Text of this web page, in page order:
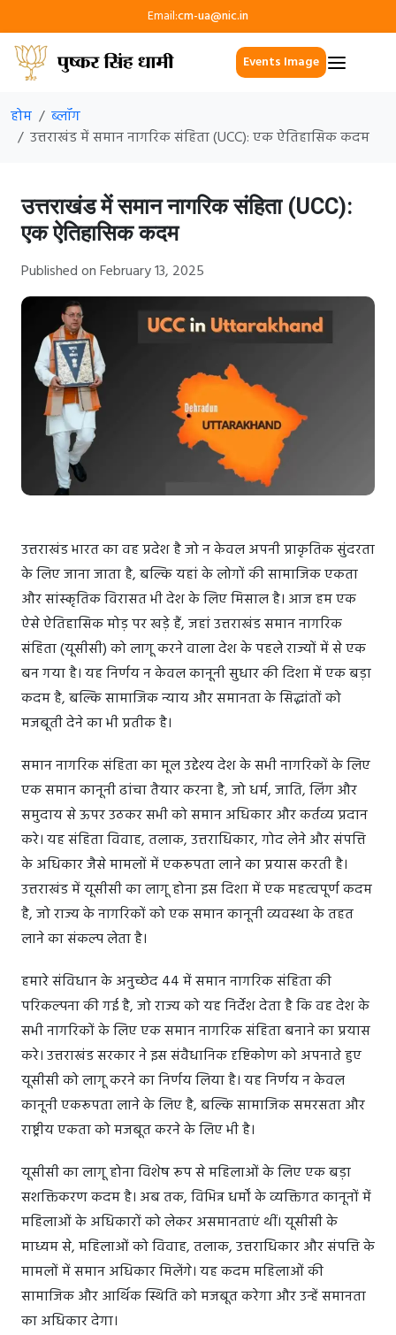
Email:cm-ua@nic.in
Events Image
होम
ब्लॉग
उत्तराखंड में समान नागरिक संहिता (UCC): एक ऐतिहासिक कदम
उत्तराखंड में समान नागरिक संहिता (UCC):
एक ऐतिहासिक कदम
Published on February 13, 2025
उत्तराखंड भारत का वह प्रदेश है जो न केवल अपनी प्राकृतिक सुंदरता
के लिए जाना जाता है, बल्कि यहां के लोगों की सामाजिक एकता
और सांस्कृतिक विरासत भी देश के लिए मिसाल है। आज हम एक
ऐसे ऐतिहासिक मोड़ पर खड़े हैं, जहां उत्तराखंड समान नागरिक
संहिता (यूसीसी) को लागू करने वाला देश के पहले राज्यों में से एक
बन गया है। यह निर्णय न केवल कानूनी सुधार की दिशा में एक बड़ा
कदम है, बल्कि सामाजिक न्याय और समानता के सिद्धांतों को
मजबूती देने का भी प्रतीक है।
समान नागरिक संहिता का मूल उद्देश्य देश के सभी नागरिकों के लिए
एक समान कानूनी ढांचा तैयार करना है, जो धर्म, जाति, लिंग और
समुदाय से ऊपर उठकर सभी को समान अधिकार और कर्तव्य प्रदान
करे। यह संहिता विवाह, तलाक, उत्तराधिकार, गोद लेने और संपत्ति
के अधिकार जैसे मामलों में एकरूपता लाने का प्रयास करती है।
उत्तराखंड में यूसीसी का लागू होना इस दिशा में एक महत्वपूर्ण कदम
है, जो राज्य के नागरिकों को एक समान कानूनी व्यवस्था के तहत
लाने का संकल्प लेता है।
हमारे संविधान के अनुच्छेद 44 में समान नागरिक संहिता की
परिकल्पना की गई है, जो राज्य को यह निर्देश देता है कि वह देश के
सभी नागरिकों के लिए एक समान नागरिक संहिता बनाने का प्रयास
करे। उत्तराखंड सरकार ने इस संवैधानिक दृष्टिकोण को अपनाते हुए
यूसीसी को लागू करने का निर्णय लिया है। यह निर्णय न केवल
कानूनी एकरूपता लाने के लिए है, बल्कि सामाजिक समरसता और
राष्ट्रीय एकता को मजबूत करने के लिए भी है।
यूसीसी का लागू होना विशेष रूप से महिलाओं के लिए एक बड़ा
सशक्तिकरण कदम है। अब तक, विभिन्न धर्मों के व्यक्तिगत कानूनों में
महिलाओं के अधिकारों को लेकर असमानताएं थीं। यूसीसी के
माध्यम से, महिलाओं को विवाह, तलाक, उत्तराधिकार और संपत्ति के
मामलों में समान अधिकार मिलेंगे। यह कदम महिलाओं की
सामाजिक और आर्थिक स्थिति को मजबूत करेगा और उन्हें समानता
का अधिकार देगा।